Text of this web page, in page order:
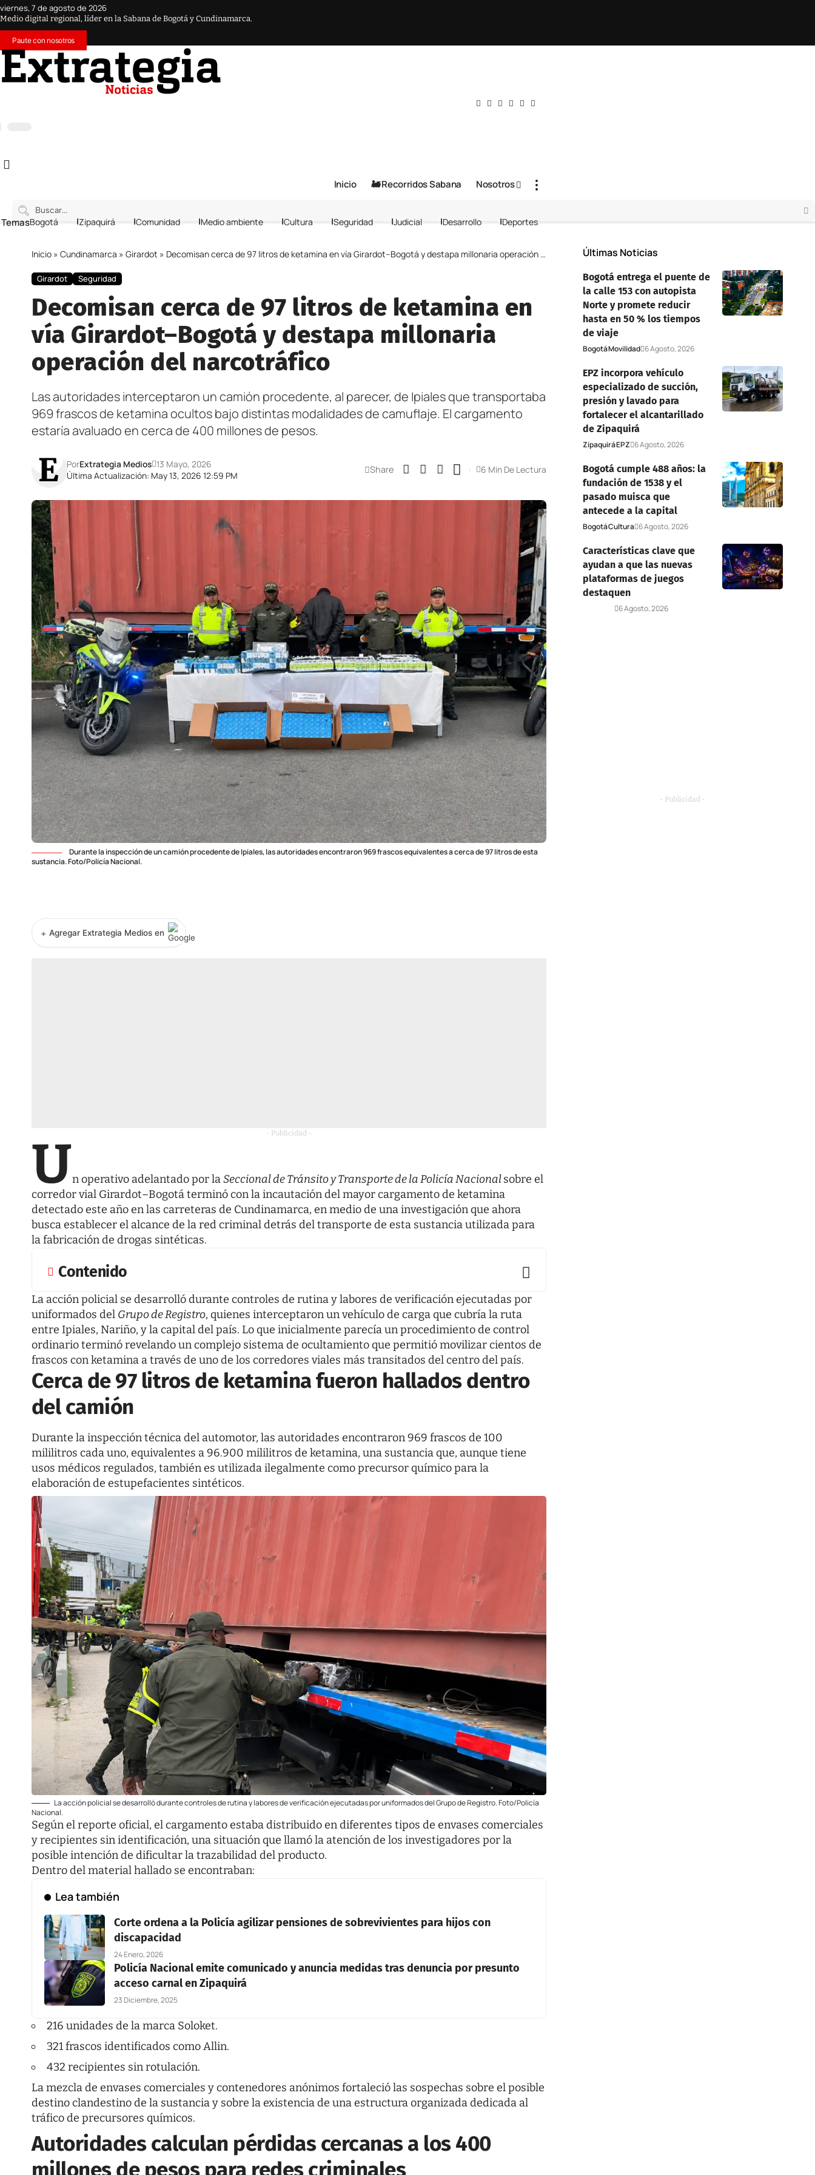
viernes, 7 de agosto de 2026
Medio digital regional, líder en la Sabana de Bogotá y Cundinamarca.
Paute con nosotros
Inicio 🚂 Recorridos Sabana Nosotros
Bogotá Zipaquirá Comunidad Medio ambiente Cultura Seguridad Judicial Desarrollo Deportes
Inicio » Cundinamarca » Girardot » Decomisan cerca de 97 litros de ketamina en vía Girardot–Bogotá y destapa millonaria operación del narcotráfico
Girardot Seguridad
Decomisan cerca de 97 litros de ketamina en
vía Girardot–Bogotá y destapa millonaria
operación del narcotráfico
Las autoridades interceptaron un camión procedente, al parecer, de Ipiales que transportaba
969 frascos de ketamina ocultos bajo distintas modalidades de camuflaje. El cargamento
estaría avaluado en cerca de 400 millones de pesos.
Última Actualización: May 13, 2026 12:59 PM
PorExtrategia Medios 13 Mayo, 2026 Share 6 Min De Lectura
Durante la inspección de un camión procedente de Ipiales, las autoridades encontraron 969 frascos equivalentes a cerca de 97 litros de esta
sustancia. Foto/Policía Nacional.
+ Agregar Extrategia Medios en
- Publicidad -
Un operativo adelantado por laSeccional de Tránsito y Transporte de la Policía Nacionalsobre el
corredor vial Girardot–Bogotá terminó con la incautación del mayor cargamento de ketamina
detectado este año en las carreteras de Cundinamarca, en medio de una investigación que ahora
busca establecer el alcance de la red criminal detrás del transporte de esta sustancia utilizada para
la fabricación de drogas sintéticas.
Contenido
La acción policial se desarrolló durante controles de rutina y labores de verificación ejecutadas por
uniformados del Grupo de Registro, quienes interceptaron un vehículo de carga que cubría la ruta
entre Ipiales, Nariño, y la capital del país. Lo que inicialmente parecía un procedimiento de control
ordinario terminó revelando un complejo sistema de ocultamiento que permitió movilizar cientos de
frascos con ketamina a través de uno de los corredores viales más transitados del centro del país.
Cerca de 97 litros de ketamina fueron hallados dentro
del camión
Durante la inspección técnica del automotor, las autoridades encontraron 969 frascos de 100
mililitros cada uno, equivalentes a 96.900 mililitros de ketamina, una sustancia que, aunque tiene
usos médicos regulados, también es utilizada ilegalmente como precursor químico para la
elaboración de estupefacientes sintéticos.
La acción policial se desarrolló durante controles de rutina y labores de verificación ejecutadas por uniformados del Grupo de Registro. Foto/Policía
Nacional.
Según el reporte oficial, el cargamento estaba distribuido en diferentes tipos de envases comerciales
y recipientes sin identificación, una situación que llamó la atención de los investigadores por la
posible intención de dificultar la trazabilidad del producto.
Dentro del material hallado se encontraban:
Lea también
Corte ordena a la Policía agilizar pensiones de sobrevivientes para hijos con
discapacidad
24 Enero, 2026
Policía Nacional emite comunicado y anuncia medidas tras denuncia por presunto
acceso carnal en Zipaquirá
23 Diciembre, 2025
216 unidades de la marca Soloket.
321 frascos identificados como Allin.
432 recipientes sin rotulación.
La mezcla de envases comerciales y contenedores anónimos fortaleció las sospechas sobre el posible
destino clandestino de la sustancia y sobre la existencia de una estructura organizada dedicada al
tráfico de precursores químicos.
Autoridades calculan pérdidas cercanas a los 400
millones de pesos para redes criminales
Últimas Noticias
Bogotá entrega el puente de
la calle 153 con autopista
Norte y promete reducir
hasta en 50 % los tiempos
de viaje
BogotáMovilidad 6 Agosto, 2026
EPZ incorpora vehículo
especializado de succión,
presión y lavado para
fortalecer el alcantarillado
de Zipaquirá
ZipaquiráEPZ 6 Agosto, 2026
Bogotá cumple 488 años: la
fundación de 1538 y el
pasado muisca que
antecede a la capital
BogotáCultura 6 Agosto, 2026
Características clave que
ayudan a que las nuevas
plataformas de juegos
destaquen
6 Agosto, 2026
- Publicidad -